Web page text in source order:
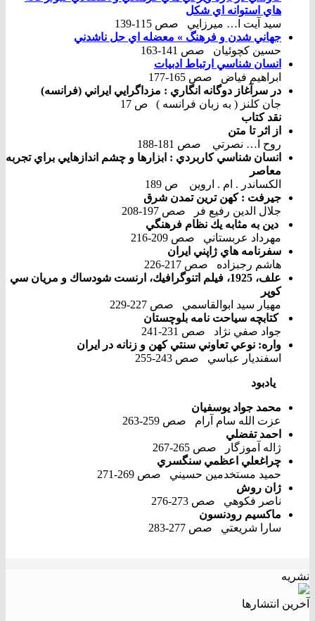
هاي استوانه اي شكل
سيد آيت ا… ميرزايي صص 115-139
جهاني شدن و فرهنگ » معضله اي حل ناشدني
حسين كچوئيان صص 141-163
انسان شناسي ارتباط ادبيات
ابراهيم فياض صص 165-177
در سرآغاز دوگانه انگاري : مزداگرايي ايراني (فرانسه)
جان كلنز ( به زبان فرانسه ) ص 17
نقد كتاب
از اثر تا متن
روح ا… نصرتي صص 181-188
انسان شناسي كاربردي : ابزارها و چشم اندازهايي براي تجربه
معاصر
الكساندر . ام . اروين ص 189
جيرفت : كهن ترين تمدن شرق
جلال الدين رفيع فر صص 197-208
دين به مثابه يك نظام فرهنگي
مهرداد عربستاني صص 209-216
سفرنامه هاي ژاپني ايران
هاشم رجبزاده صص 217-226
علف، 1925، فيلم اتنوگرافيك، ارنست شودساك و مريان سي
كوپر
مهيار سيد ابوالقاسمي صص 227-229
كتابچه سياحت نامه بلوچستان
جواد صفي نژاد صص 231-241
واره: نوعي تعاوني سنتي كهن و زنانه در ايران
اسفنديار عباسي صص 243-255
يادبود
محمد جواد يوسفيان
عزت الله سام آرام صص 259-263
احمد تفضلي
ژاله آموزگار صص 265-267
چراغعلي اعظمي سنگسري
حميد مستخدمين حسيني صص 269-271
ژان روش
ناصر فكوهي صص 273-276
ماكسيم رودنسون
سارا شريعتي صص 277-283
نشریه
آخرین انتشار‌ها